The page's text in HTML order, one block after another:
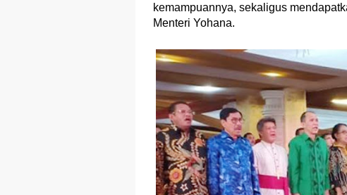
kemampuannya, sekaligus
Menteri Yohana.